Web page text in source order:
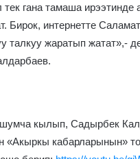
гана тамаша ирээтинде
Бирок, интернетте
талкуу жаратып жатат»,-
кылып, Садырбек
«Акыркы кабарларынын»